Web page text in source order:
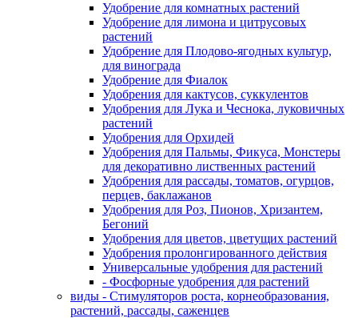
Удобрение для комнатных растений
Удобрение для лимона и цитрусовых
растений
Удобрение для Плодово-ягодных культур,
для винограда
Удобрение для Фиалок
Удобрения для кактусов, суккулентов
Удобрения для Лука и Чеснока, луковичных
растений
Удобрения для Орхидей
Удобрения для Пальмы, Фикуса, Монстеры
для декоративно лиственных растений
Удобрения для рассады, томатов, огурцов,
перцев, баклажанов
Удобрения для Роз, Пионов, Хризантем,
Бегоний
Удобрения для цветов, цветущих растений
Удобрения пролонгированного действия
Универсальные удобрения для растений
- Фосфорные удобрения для растений
виды - Стимуляторов роста, корнеобразования,
растений, рассады, саженцев